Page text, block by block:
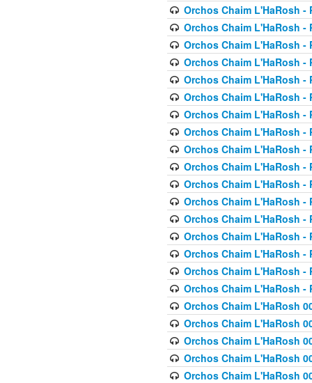
Orchos Chaim L'HaRosh -
Orchos Chaim L'HaRosh -
Orchos Chaim L'HaRosh -
Orchos Chaim L'HaRosh -
Orchos Chaim L'HaRosh -
Orchos Chaim L'HaRosh -
Orchos Chaim L'HaRosh -
Orchos Chaim L'HaRosh -
Orchos Chaim L'HaRosh -
Orchos Chaim L'HaRosh -
Orchos Chaim L'HaRosh -
Orchos Chaim L'HaRosh -
Orchos Chaim L'HaRosh -
Orchos Chaim L'HaRosh -
Orchos Chaim L'HaRosh -
Orchos Chaim L'HaRosh -
Orchos Chaim L'HaRosh -
Orchos Chaim L'HaRosh
Orchos Chaim L'HaRosh
Orchos Chaim L'HaRosh
Orchos Chaim L'HaRosh
Orchos Chaim L'HaRosh